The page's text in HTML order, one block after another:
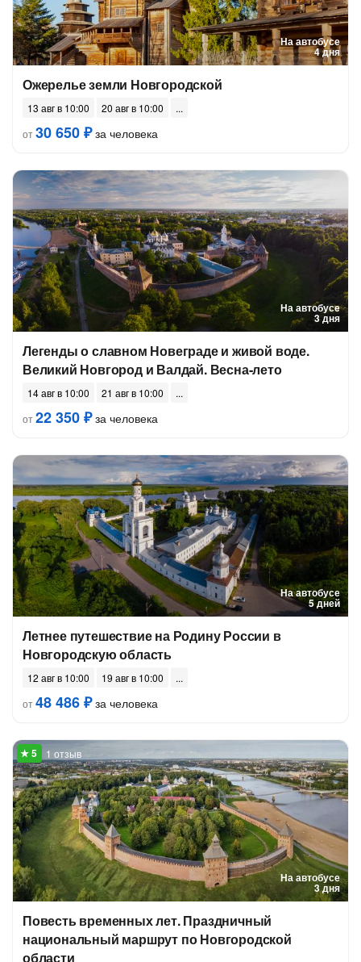
На автобусе
4 дня
Ожерелье земли Новгородской
13 авг в 10:00
20 авг в 10:00
от30 650 ₽за человека
На автобусе
3 дня
Легенды о славном Новеграде и живой воде.
Великий Новгород и Валдай. Весна-лето
14 авг в 10:00
21 авг в 10:00
от22 350 ₽за человека
На автобусе
5 дней
Летнее путешествие на Родину России в
Новгородскую область
12 авг в 10:00
19 авг в 10:00
от48 486 ₽за человека
На автобусе
3 дня
1 отзыв
Повесть временных лет. Праздничный
национальный маршрут по Новгородской
области